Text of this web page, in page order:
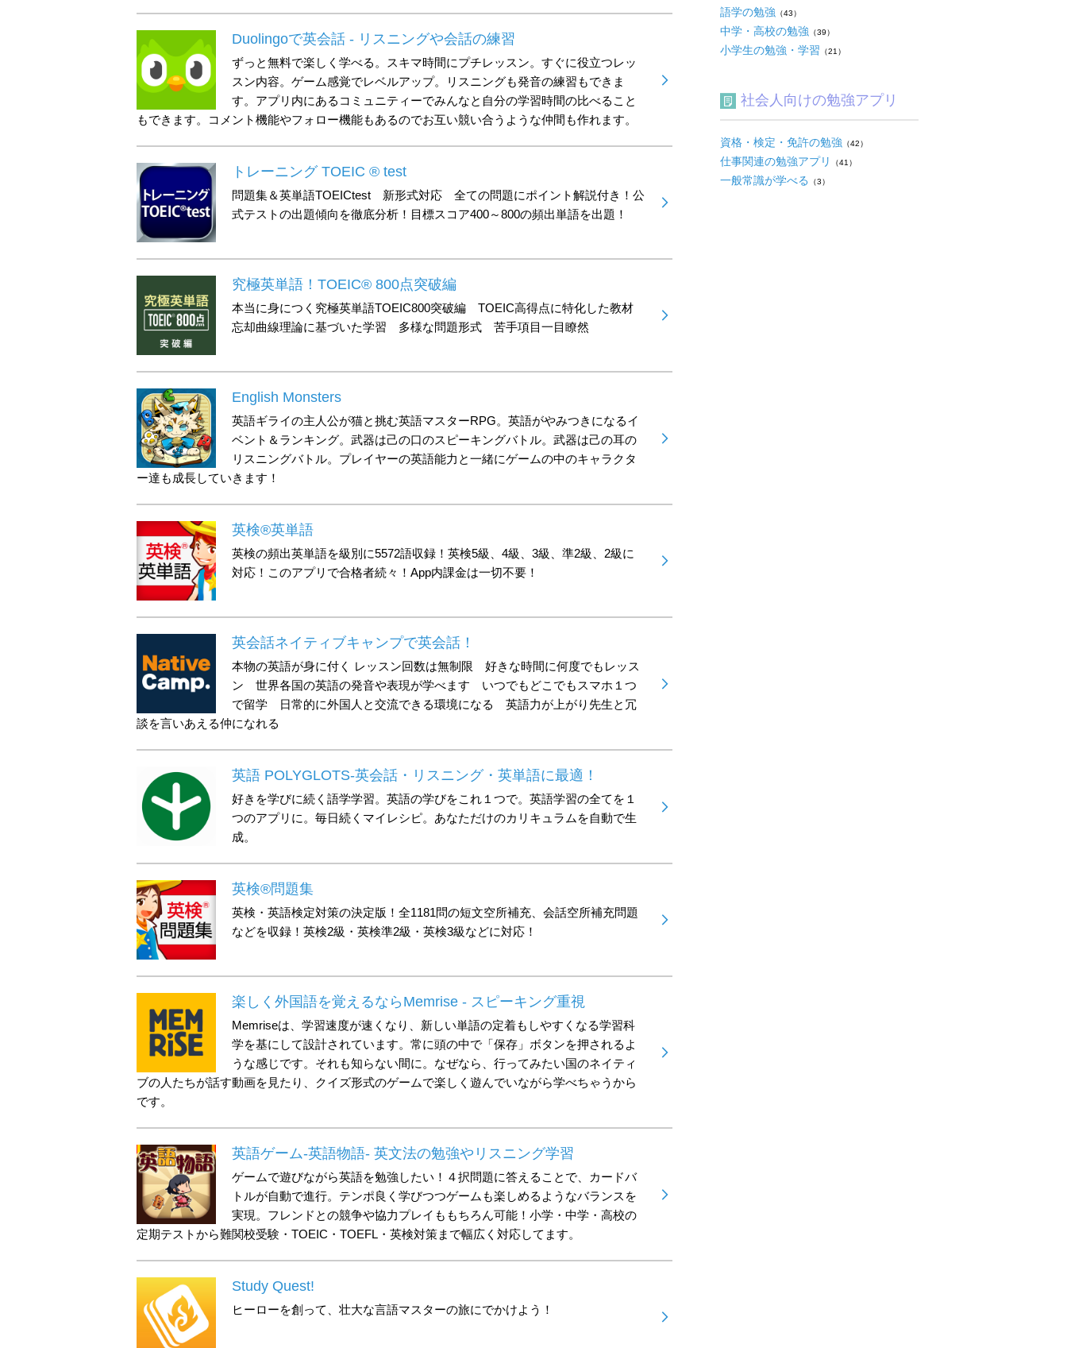
Duolingoで英会話 - リスニングや会話の練習
ずっと無料で楽しく学べる。スキマ時間にプチレッスン。すぐに役立つレッ
スン内容。ゲーム感覚でレベルアップ。リスニングも発音の練習もできま
す。アプリ内にあるコミュニティーでみんなと自分の学習時間の比べること
もできます。コメント機能やフォロー機能もあるのでお互い競い合うような仲間も作れます。
トレーニング TOEIC ® test
問題集＆英単語TOEICtest 新形式対応 全ての問題にポイント解説付き！公
式テストの出題傾向を徹底分析！目標スコア400～800の頻出単語を出題！
究極英単語！TOEIC® 800点突破編
本当に身につく究極英単語TOEIC800突破編 TOEIC高得点に特化した教材
忘却曲線理論に基づいた学習 多様な問題形式 苦手項目一目瞭然
English Monsters
英語ギライの主人公が猫と挑む英語マスターRPG。英語がやみつきになるイ
ベント＆ランキング。武器は己の口のスピーキングバトル。武器は己の耳の
リスニングバトル。プレイヤーの英語能力と一緒にゲームの中のキャラクタ
ー達も成長していきます！
英検®英単語
英検の頻出英単語を級別に5572語収録！英検5級、4級、3級、準2級、2級に
対応！このアプリで合格者続々！App内課金は一切不要！
英会話ネイティブキャンプで英会話！
本物の英語が身に付く レッスン回数は無制限 好きな時間に何度でもレッス
ン 世界各国の英語の発音や表現が学べます いつでもどこでもスマホ１つ
で留学 日常的に外国人と交流できる環境になる 英語力が上がり先生と冗
談を言いあえる仲になれる
英語 POLYGLOTS-英会話・リスニング・英単語に最適！
好きを学びに続く語学学習。英語の学びをこれ１つで。英語学習の全てを１
つのアプリに。毎日続くマイレシピ。あなただけのカリキュラムを自動で生
成。
英検®問題集
英検・英語検定対策の決定版！全1181問の短文空所補充、会話空所補充問題
などを収録！英検2級・英検準2級・英検3級などに対応！
楽しく外国語を覚えるならMemrise - スピーキング重視
Memriseは、学習速度が速くなり、新しい単語の定着もしやすくなる学習科
学を基にして設計されています。常に頭の中で「保存」ボタンを押されるよ
うな感じです。それも知らない間に。なぜなら、行ってみたい国のネイティ
ブの人たちが話す動画を見たり、クイズ形式のゲームで楽しく遊んでいながら学べちゃうから
です。
英語ゲーム-英語物語- 英文法の勉強やリスニング学習
ゲームで遊びながら英語を勉強したい！４択問題に答えることで、カードバ
トルが自動で進行。テンポ良く学びつつゲームも楽しめるようなバランスを
実現。フレンドとの競争や協力プレイももちろん可能！小学・中学・高校の
定期テストから難関校受験・TOEIC・TOEFL・英検対策まで幅広く対応してます。
Study Quest!
ヒーローを創って、壮大な言語マスターの旅にでかけよう！
語学の勉強 （43）
中学・高校の勉強 （39）
小学生の勉強・学習 （21）
社会人向けの勉強アプリ
資格・検定・免許の勉強 （42）
仕事関連の勉強アプリ （41）
一般常識が学べる （3）